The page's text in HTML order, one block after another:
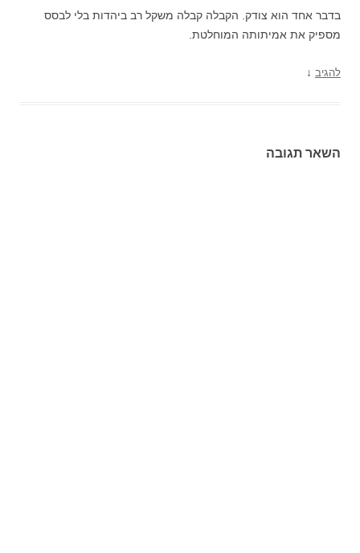
בדבר אחד הוא צודק. הקבלה קבלה משקל רב ביהדות בלי לבסס
מספיק את אמיתותה המוחלטת.
להגיב ↓
השאר תגובה